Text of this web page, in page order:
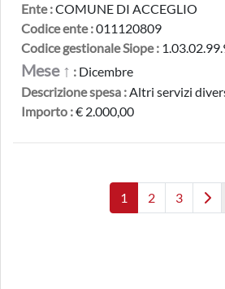
Ente :COMUNE DI ACCEGLIO
Codice ente :011120809
Codice gestionale Siope :
Mese ↑ : Dicembre
Descrizione spesa :Altri servizi
Importo :€ 2.000,00
1 2 3